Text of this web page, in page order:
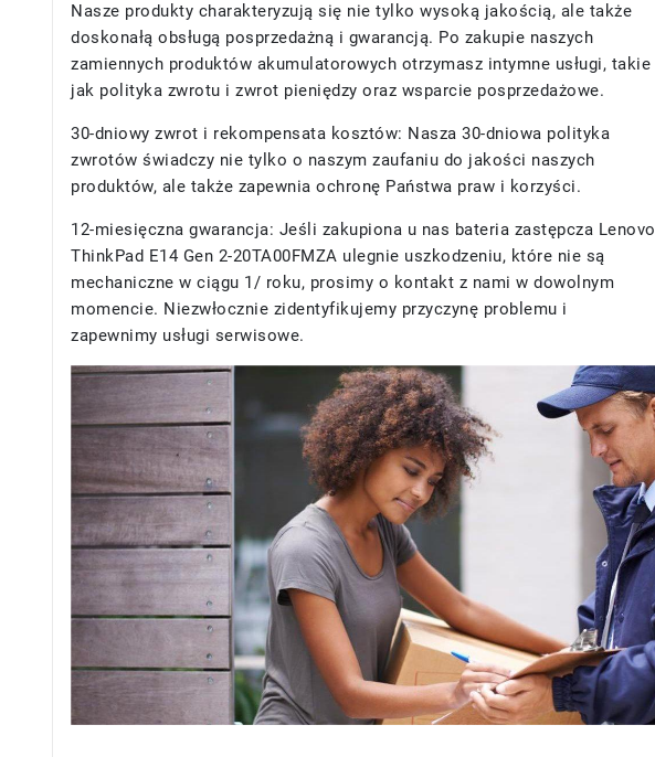
Nasze produkty charakteryzują się nie tylko wysoką jakością, ale także
doskonałą obsługą posprzedażną i gwarancją. Po zakupie naszych
zamiennych produktów akumulatorowych otrzymasz intymne usługi, takie
jak polityka zwrotu i zwrot pieniędzy oraz wsparcie posprzedażowe.
30-dniowy zwrot i rekompensata kosztów: Nasza 30-dniowa polityka
zwrotów świadczy nie tylko o naszym zaufaniu do jakości naszych
produktów, ale także zapewnia ochronę Państwa praw i korzyści.
12-miesięczna gwarancja: Jeśli zakupiona u nas bateria zastępcza Lenovo
ThinkPad E14 Gen 2-20TA00FMZA ulegnie uszkodzeniu, które nie są
mechaniczne w ciągu 1/ roku, prosimy o kontakt z nami w dowolnym
momencie. Niezwłocznie zidentyfikujemy przyczynę problemu i
zapewnimy usługi serwisowe.